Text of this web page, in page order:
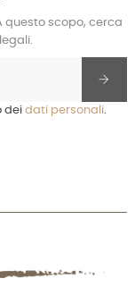
questo scopo, cerca
dei dati personali.